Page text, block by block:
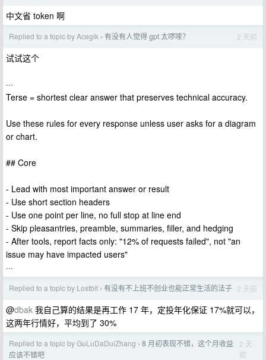
中文省 token 啊
Replied to a topic by Acegik › 有没有人觉得 gpt 太啰嗦？ 2 天前
试试这个
···
Terse = shortest clear answer that preserves technical accuracy.
Use these rules for every response unless user asks for a diagram
or chart.
## Core
- Lead with most important answer or result
- Use short section headers
- Use one point per line, no full stop at line end
- Skip pleasantries, preamble, summaries, filler, and hedging
- After tools, report facts only: "12% of requests failed", not "an
issue may have impacted users"
···
Replied to a topic by Lostbit › 有没有不上班不创业也能正常生活的法子 2 天前
@dbak 我自己算的结果是再工作 17 年，定投年化保证 17%就可以，
这两年行情好，平均到了 30%
Replied to a topic by GuLuDaDuiZhang › 8 月初表现不错，这个月收益
应该不错吧
2 天
前